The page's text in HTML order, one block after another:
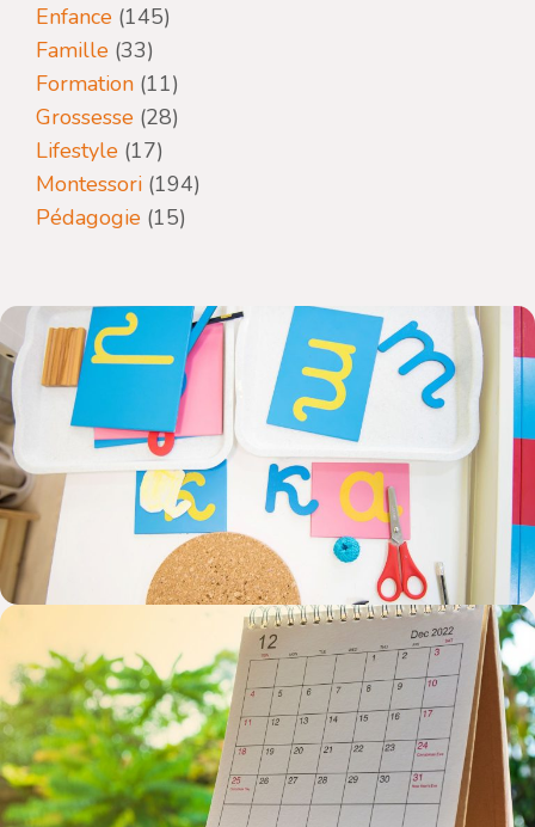
Enfance (145)
Famille (33)
Formation (11)
Grossesse (28)
Lifestyle (17)
Montessori (194)
Pédagogie (15)